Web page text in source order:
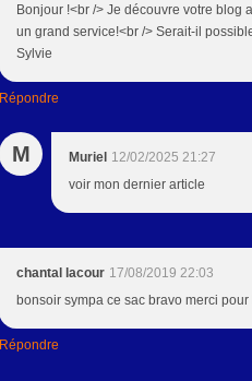
Bonjour !<br /> Je découvre votre blog
un grand service!<br /> Serait-il
Sylvie
Répondre
M Muriel 12/02/2025 21:27
voir mon dernier article
chantal lacour 17/08/2019 22:03
bonsoir sympa ce sac bravo merci
Répondre